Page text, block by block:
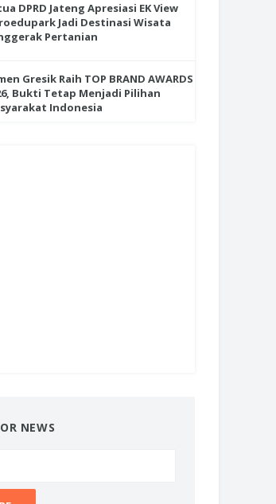
DPRD Jateng Apresiasi EK View
Jadi Destinasi Wisata
Pertanian
Gresik Raih TOP BRAND AWARDS
Bukti Tetap Menjadi Pilihan
Indonesia
NEWS